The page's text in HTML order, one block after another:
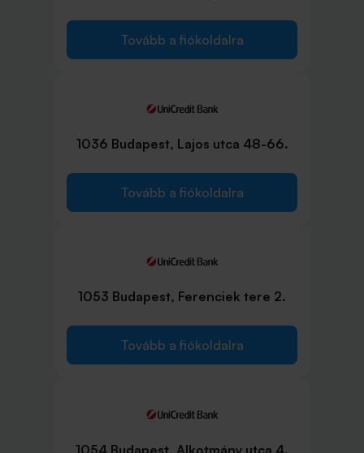
Tovább a fiókoldalra
1036 Budapest, Lajos utca 48-66.
Tovább a fiókoldalra
1053 Budapest, Ferenciek tere 2.
Tovább a fiókoldalra
1054 Budapest, Alkotmány utca 4.